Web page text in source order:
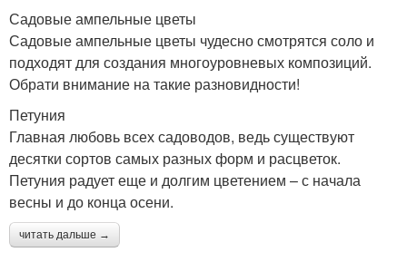
Садовые ампельные цветы
Садовые ампельные цветы чудесно смотрятся соло и
подходят для создания многоуровневых композиций.
Обрати внимание на такие разновидности!
Петуния
Главная любовь всех садоводов, ведь существуют
десятки сортов самых разных форм и расцветок.
Петуния радует еще и долгим цветением – с начала
весны и до конца осени.
читать дальше →